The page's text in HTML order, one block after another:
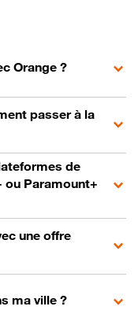
Orange ?
passer à la
de
Paramount+
une offre
ma ville ?